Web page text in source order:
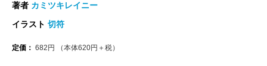
著者 カミツキレイニー
イラスト 切符
定価： 682 円 （本体620円＋税）